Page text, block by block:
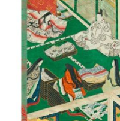
kirjat
ja paperipuodit verkossa